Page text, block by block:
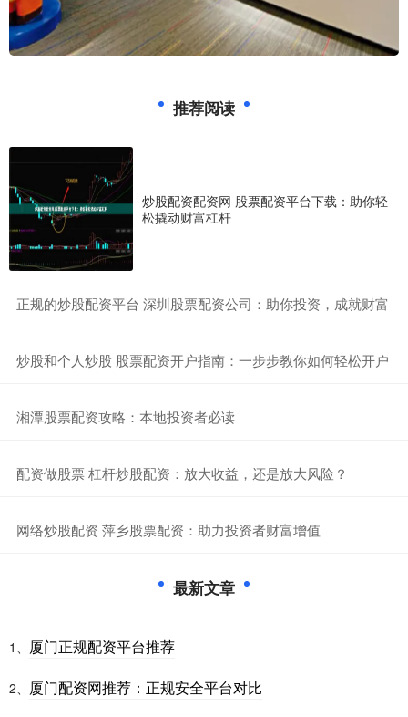
推荐阅读
炒股配资配资网 股票配资平台下载：助你轻
松撬动财富杠杆
​正规的炒股配资平台 深圳股票配资公司：助你投资，成就财富
​炒股和个人炒股 股票配资开户指南：一步步教你如何轻松开户
​湘潭股票配资攻略：本地投资者必读
​配资做股票 杠杆炒股配资：放大收益，还是放大风险？
​网络炒股配资 萍乡股票配资：助力投资者财富增值
最新文章
1、 厦门正规配资平台推荐
2、 厦门配资网推荐：正规安全平台对比